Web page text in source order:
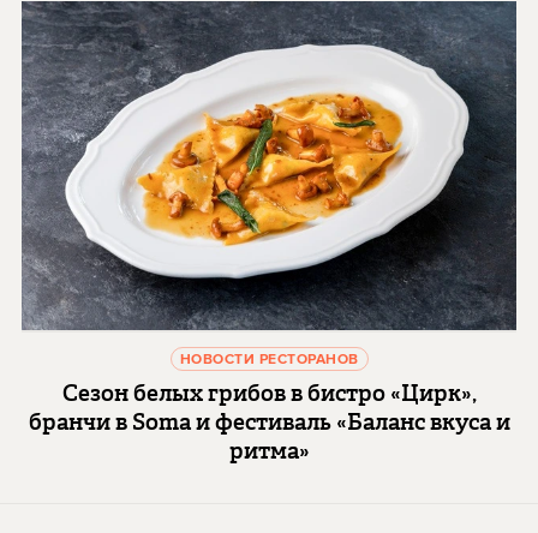
НОВОСТИ РЕСТОРАНОВ
Сезон белых грибов в бистро «Цирк»,
бранчи в Soma и фестиваль «Баланс вкуса и
ритма»